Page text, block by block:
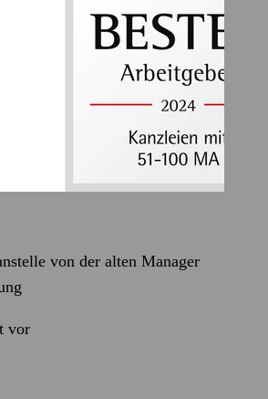
von der alten Manager
vor